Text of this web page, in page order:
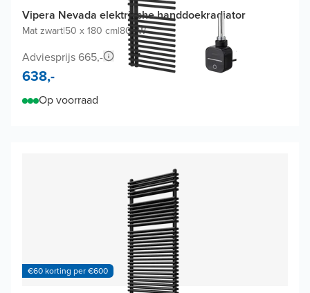
Vipera Nevada elektrische handdoekradiator
Mat zwart|50 x 180 cm|800W
Adviesprijs 665,-
638,-
Op voorraad
€60 korting per €600